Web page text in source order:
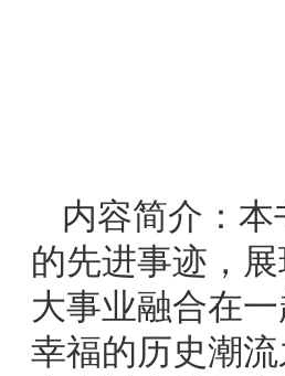
内容简介：
的先进事迹，
大事业融合在
幸福的历史潮